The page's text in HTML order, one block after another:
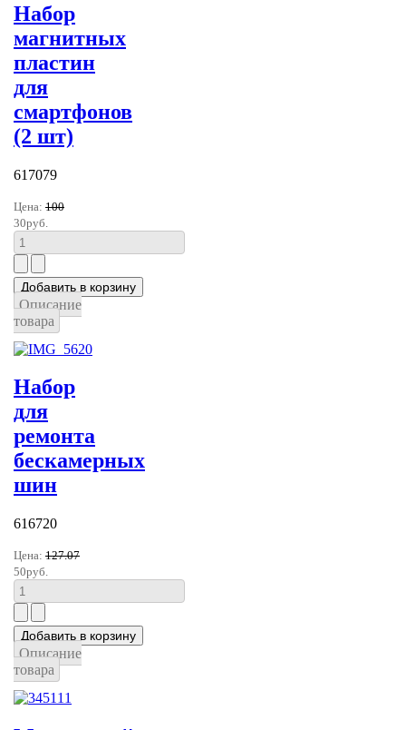
Набор
магнитных
пластин
для
смартфонов
(2 шт)
617079
Цена: 100
30руб.
Описание
товара
Набор
для
ремонта
бескамерных
шин
616720
Цена: 127.07
50руб.
Описание
товара